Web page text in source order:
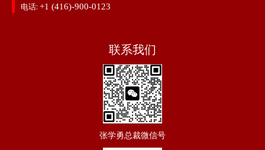
电话: +1 (416)-900-0123
联系我们
张学勇总裁微信号